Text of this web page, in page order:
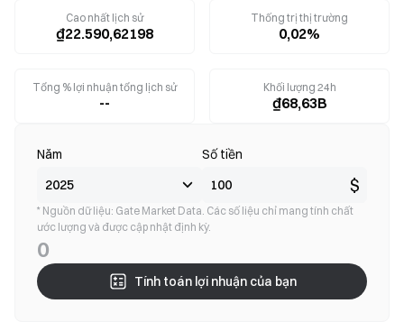
Cao nhất lịch sử
₫22.590,62198
Thống trị thị trường
0,02%
Tổng % lợi nhuận tổng lịch sử
--
Khối lượng 24h
₫68,63B
Năm Số tiền
$
* Nguồn dữ liệu: Gate Market Data. Các số liệu chỉ mang tính chất
ước lượng và được cập nhật định kỳ.
0
Tính toán lợi nhuận của bạn